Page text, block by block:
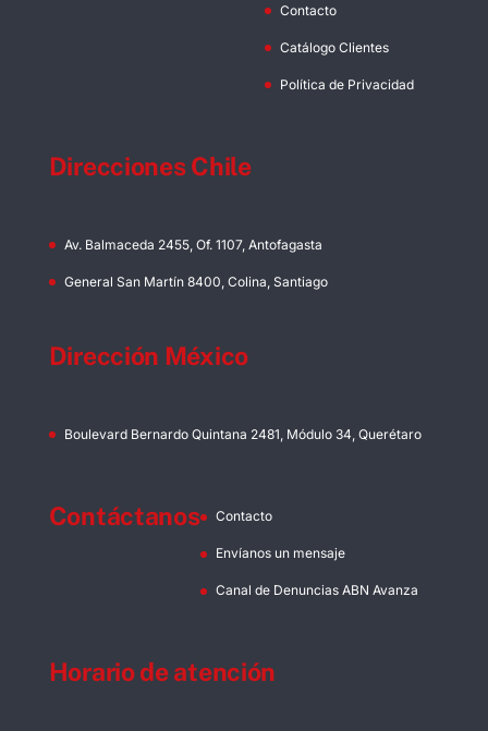
Contacto
Catálogo Clientes
Política de Privacidad
Direcciones Chile
Av. Balmaceda 2455, Of. 1107, Antofagasta
General San Martín 8400, Colina, Santiago
Dirección México
Boulevard Bernardo Quintana 2481, Módulo 34, Querétaro
Contáctanos Contacto
Envíanos un mensaje
Canal de Denuncias ABN Avanza
Horario de atención